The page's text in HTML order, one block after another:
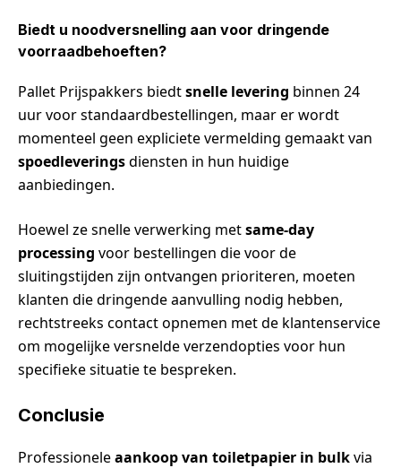
Biedt u noodversnelling aan voor dringende
voorraadbehoeften?
Pallet Prijspakkers biedtsnelle levering binnen 24
uur voor standaardbestellingen, maar er wordt
momenteel geen expliciete vermelding gemaakt van
spoedleveringsdiensten in hun huidige
aanbiedingen.
Hoewel ze snelle verwerking metsame-day
processing voor bestellingen die voor de
sluitingstijden zijn ontvangen prioriteren, moeten
klanten die dringende aanvulling nodig hebben,
rechtstreeks contact opnemen met de klantenservice
om mogelijke versnelde verzendopties voor hun
specifieke situatie te bespreken.
Conclusie
Professioneleaankoop van toiletpapier in bulkvia